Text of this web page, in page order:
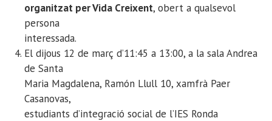
organitzat per Vida Creixent, obert a qualsevol
persona
interessada.
El dijous 12 de març d’11:45 a 13:00, a la sala Andrea
de Santa
Maria Magdalena, Ramón Llull 10, xamfrà Paer
Casanovas,
estudiants d’integració social de l’IES Ronda